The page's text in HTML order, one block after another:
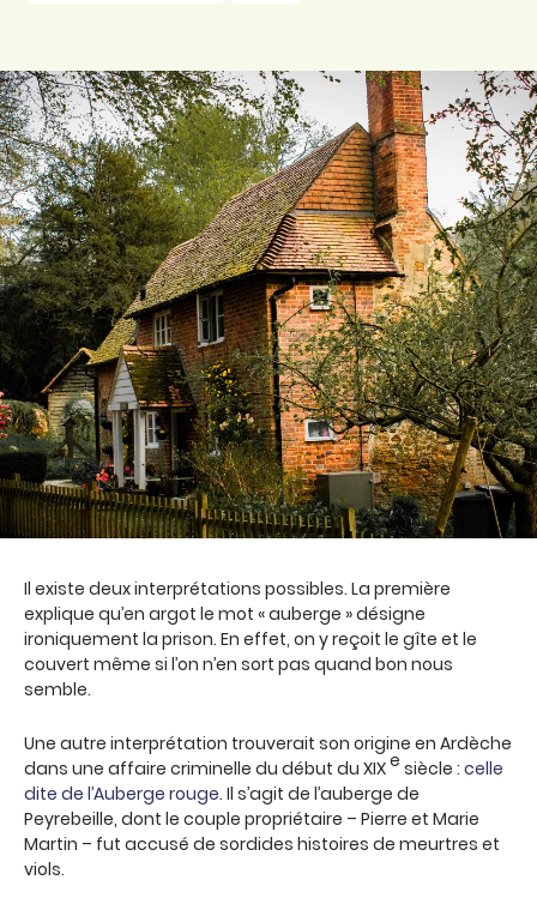
Il existe deux interprétations possibles. La première
explique qu’en argot le mot « auberge » désigne
ironiquement la prison. En effet, on y reçoit le gîte et le
couvert même si l’on n’en sort pas quand bon nous
semble.
Une autre interprétation trouverait son origine en Ardèche
dans une affaire criminelle du début du XIXe siècle : celle
dite de l’Auberge rouge. Il s’agit de l’auberge de
Peyrebeille, dont le couple propriétaire – Pierre et Marie
Martin – fut accusé de sordides histoires de meurtres et
viols.